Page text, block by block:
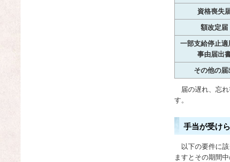
資格喪失
額改定届
一部支給停止適
事由届出
その他の届
届の遅れ、忘
す。
手当が受け
以下の要件に
ますとその期間